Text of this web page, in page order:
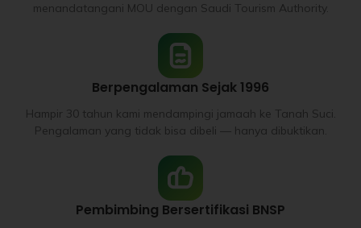
menandatangani MOU dengan Saudi Tourism Authority.
Berpengalaman Sejak 1996
Hampir 30 tahun kami mendampingi jamaah ke Tanah Suci.
Pengalaman yang tidak bisa dibeli — hanya dibuktikan.
Pembimbing Bersertifikasi BNSP